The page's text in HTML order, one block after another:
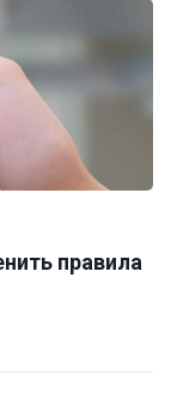
правила